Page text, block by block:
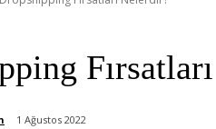
1 Ağustos 2022